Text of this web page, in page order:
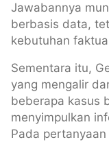
Jawabannya
berbasis data,
kebutuhan
Sementara itu,
yang mengalir
beberapa kasus
menyimpulkan
Pada